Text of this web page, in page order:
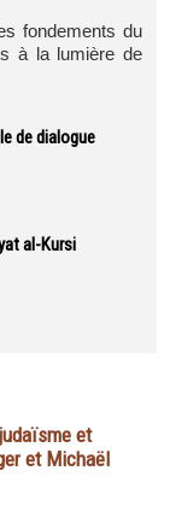
fondements du
à la lumière de
de dialogue
al-Kursi
et
et Michaël